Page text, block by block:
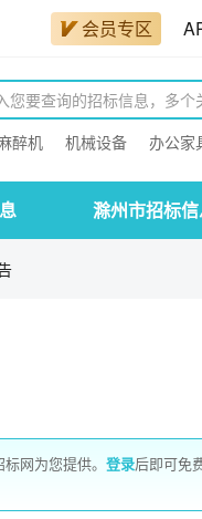
会员专区
醉机 机械设备 办公家
滁州市招标
网为您提供。 登录后即可免